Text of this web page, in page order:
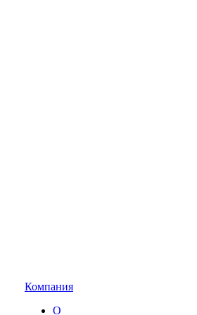
Компания
О